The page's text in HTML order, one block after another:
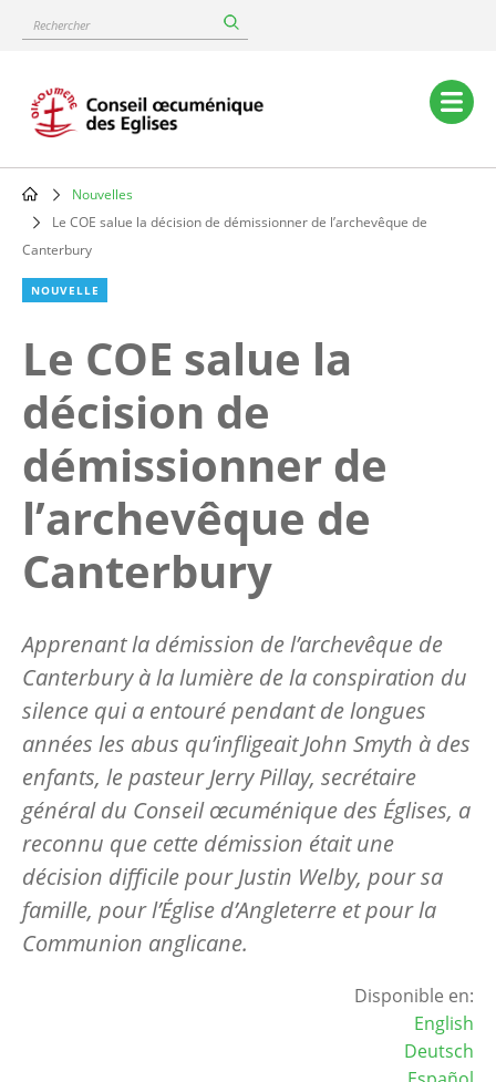
content
Rechercher
Main
navigation
Breadcrumb
Nouvelles
Le COE salue la décision de démissionner de l’archevêque de
Canterbury
NOUVELLE
Le COE salue la
décision de
démissionner de
l’archevêque de
Canterbury
Apprenant la démission de l’archevêque de
Canterbury à la lumière de la conspiration du
silence qui a entouré pendant de longues
années les abus qu’infligeait John Smyth à des
enfants, le pasteur Jerry Pillay, secrétaire
général du Conseil œcuménique des Églises, a
reconnu que cette démission était une
décision difficile pour Justin Welby, pour sa
famille, pour l’Église d’Angleterre et pour la
Communion anglicane.
Disponible en:
English
Deutsch